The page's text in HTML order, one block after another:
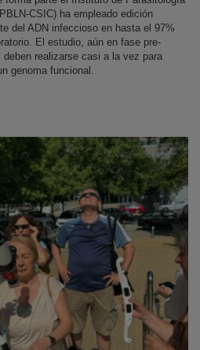
CSIC) ha empleado edición
del ADN infeccioso en hasta el 97%
El estudio, aún en fase pre-
realizarse casi a la vez para
genoma funcional.